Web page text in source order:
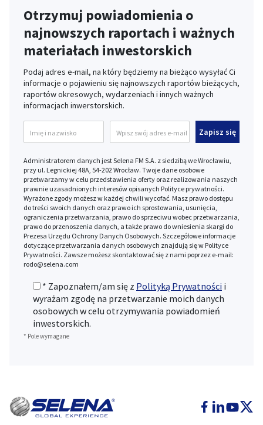
Otrzymuj powiadomienia o
najnowszych raportach i ważnych
materiałach inwestorskich
Podaj adres e-mail, na który będziemy na bieżąco wysyłać Ci
informacje o pojawieniu się najnowszych raportów bieżących,
raportów okresowych, wydarzeniach i innych ważnych
informacjach inwerstorskich.
Administratorem danych jest Selena FM S.A. z siedzibą we Wrocławiu,
przy ul. Legnickiej 48A, 54-202 Wrocław. Twoje dane osobowe
przetwarzamy w celu przedstawienia oferty oraz realizowania naszych
prawnie uzasadnionych interesów opisanych Polityce prywatności.
Wyrażone zgody możesz w każdej chwili wycofać. Masz prawo dostępu
do treści swoich danych oraz prawo ich sprostowania, usunięcia,
ograniczenia przetwarzania, prawo do sprzeciwu wobec przetwarzania,
prawo do przenoszenia danych, a także prawo do wniesienia skargi do
Prezesa Urzędu Ochrony Danych Osobowych. Szczegółowe informacje
dotyczące przetwarzania danych osobowych znajdują się w Polityce
Prywatności. Zawsze możesz skontaktować się z nami poprzez e-mail:
rodo@selena.com
* Zapoznałem/am się z Polityką Prywatności i
wyrażam zgodę na przetwarzanie moich danych
osobowych w celu otrzymywania powiadomień
inwestorskich.
* Pole wymagane